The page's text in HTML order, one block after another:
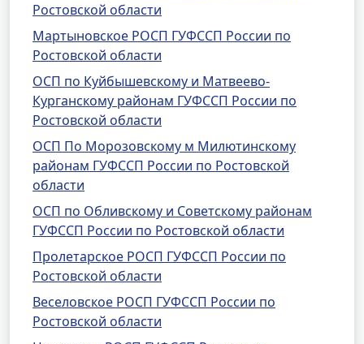
Ростовской области
Мартыновское РОСП ГУФССП России по
Ростовской области
ОСП по Куйбышевскому и Матвеево-
Курганскому районам ГУФССП России по
Ростовской области
ОСП По Морозовскому м Милютинскому
районам ГУФССП России по Ростовской
области
ОСП по Обливскому и Советскому районам
ГУФССП России по Ростовской области
Пролетарское РОСП ГУФССП России по
Ростовской области
Веселовское РОСП ГУФССП России по
Ростовской области